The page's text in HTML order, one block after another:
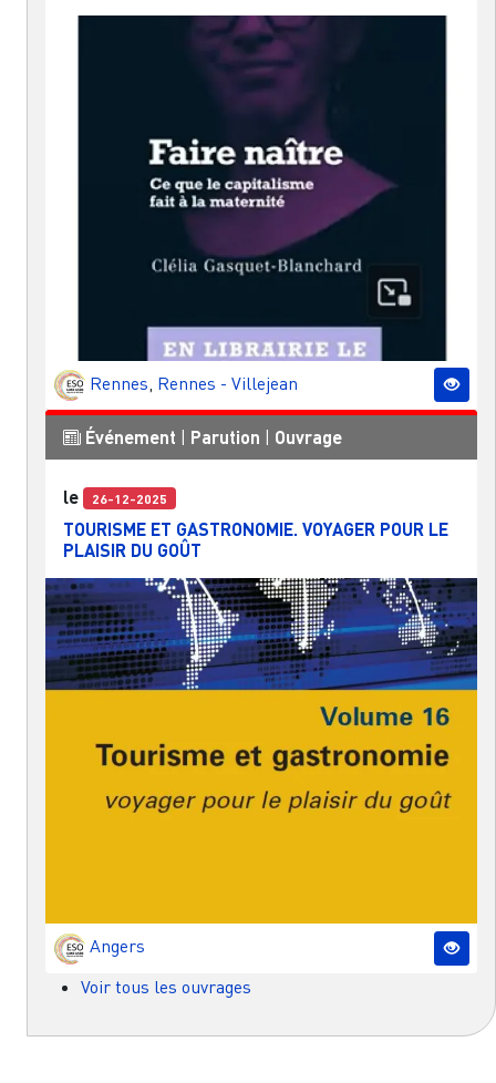
Rennes, Rennes - Villejean
Événement Parution Ouvrage
le 26-12-2025
TOURISME ET GASTRONOMIE. VOYAGER POUR LE
PLAISIR DU GOÛT
Angers
Voir tous les ouvrages